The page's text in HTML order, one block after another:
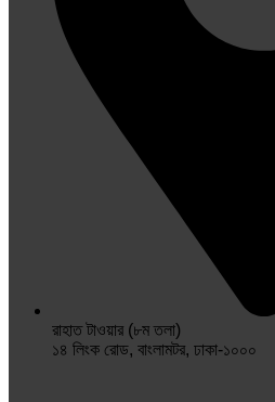
রাহাত টাওয়ার (৮ম তলা)
১৪ লিংক রোড, বাংলামটর, ঢাকা-১০০০